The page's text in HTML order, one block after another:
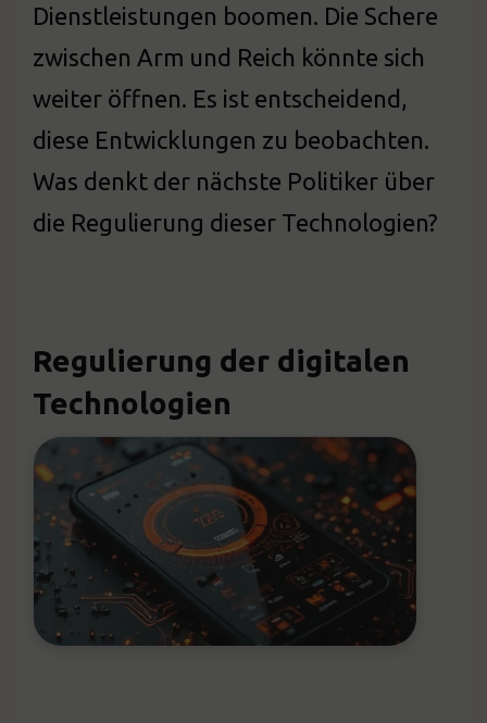
Dienstleistungen boomen. Die Schere
zwischen Arm und Reich könnte sich
weiter öffnen. Es ist entscheidend,
diese Entwicklungen zu beobachten.
Was denkt der nächste Politiker über
die Regulierung dieser Technologien?
Regulierung der digitalen
Technologien